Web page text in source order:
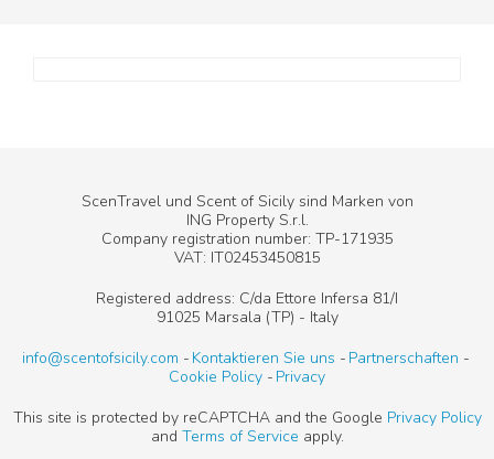
ScenTravel und Scent of Sicily sind Marken von
ING Property S.r.l.
Company registration number: TP-171935
VAT: IT02453450815
Registered address: C/da Ettore Infersa 81/I
91025 Marsala (TP) - Italy
info@scentofsicily.com
Kontaktieren Sie uns
Partnerschaften
Cookie Policy
Privacy
This site is protected by reCAPTCHA and the Google Privacy Policy
and Terms of Service apply.